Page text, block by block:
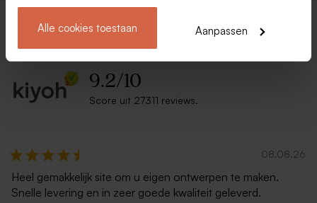
Alle cookies toestaan Aanpassen
Over Tadaaz
9.2/10
Score uit 27311 reviews.
08.08.26
Heel gemakkelijk site om u eigen ontwerpen te maken.
Snelle levering en in zeer goede kwaliteit geleverd.